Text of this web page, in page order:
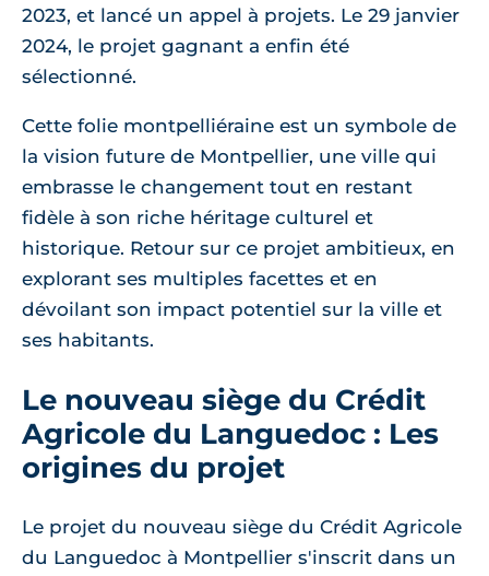
2023, et lancé un appel à projets. Le 29 janvier
2024, le projet gagnant a enfin été
sélectionné.
Cette folie montpelliéraine est un symbole de
la vision future de Montpellier, une ville qui
embrasse le changement tout en restant
fidèle à son riche héritage culturel et
historique. Retour sur ce projet ambitieux, en
explorant ses multiples facettes et en
dévoilant son impact potentiel sur la ville et
ses habitants.
Le nouveau siège du Crédit
Agricole du Languedoc : Les
origines du projet
Le projet du nouveau siège du Crédit Agricole
du Languedoc à Montpellier s'inscrit dans un